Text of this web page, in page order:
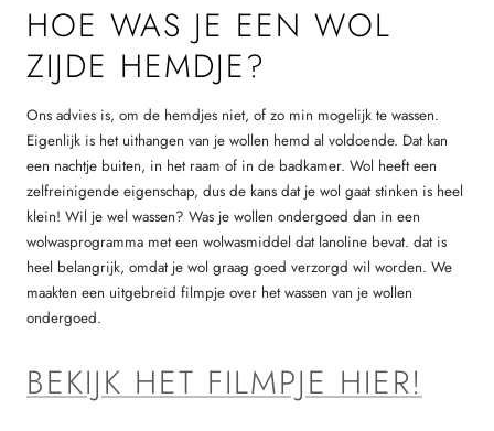
HOE WAS JE EEN WOL
ZIJDE HEMDJE?
Ons advies is, om de hemdjes niet, of zo min mogelijk te wassen.
Eigenlijk is het uithangen van je wollen hemd al voldoende. Dat kan
een nachtje buiten, in het raam of in de badkamer. Wol heeft een
zelfreinigende eigenschap, dus de kans dat je wol gaat stinken is heel
klein! Wil je wel wassen? Was je wollen ondergoed dan in een
wolwasprogramma met een wolwasmiddel dat lanoline bevat. dat is
heel belangrijk, omdat je wol graag goed verzorgd wil worden. We
maakten een uitgebreid filmpje over het wassen van je wollen
ondergoed.
BEKIJK HET FILMPJE HIER!